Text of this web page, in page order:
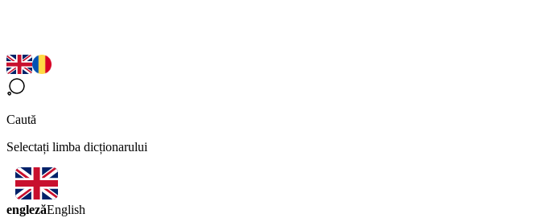
Caută
Selectați limba dicționarului
englezăEnglish